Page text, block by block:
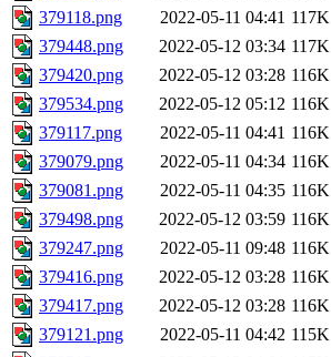
379118.png
2022-05-11 04:41 117K
379448.png
2022-05-12 03:34 117K
379420.png
2022-05-12 03:28 116K
379534.png
2022-05-12 05:12 116K
379117.png
2022-05-11 04:41 116K
379079.png
2022-05-11 04:34 116K
379081.png
2022-05-11 04:35 116K
379498.png
2022-05-12 03:59 116K
379247.png
2022-05-11 09:48 116K
379416.png
2022-05-12 03:28 116K
379417.png
2022-05-12 03:28 116K
379121.png
2022-05-11 04:42 115K